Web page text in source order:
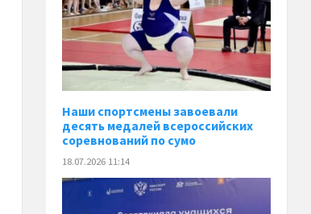
Наши спортсмены завоевали
десять медалей всероссийских
соревнований по сумо
18.07.2026 11:14